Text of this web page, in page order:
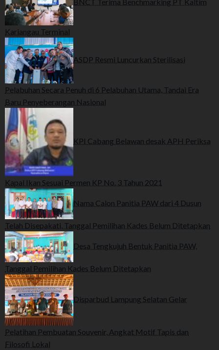
Kariangau Terminal
ASDP Resmi Luncurkan Sterilisasi
Pelabuhan Secara Penuh di 6 Pelabuhan Utama, Tandai Era
Baru Penyeberangan Nasional
KPI Cabang Belawan desak APH Periksa
Kapal Ikan Sesuai Permen KP No. 3 Tahun 2021
Nama Calon Panitia PAW dari 4 Dusun
Telah Disepakati, Tanggal Pemilihan Kades Belum Ditetapkan
Desa Tengkujuh Bentuk Panitia PAW,
Tanggal Pemilihan Kades Belum Ditetapkan
Disparbud Lampung Selatan Gelar
Pelatihan Pembuatan Souvenir, Angkat Motif Tapis dan
Filosofi Lokal